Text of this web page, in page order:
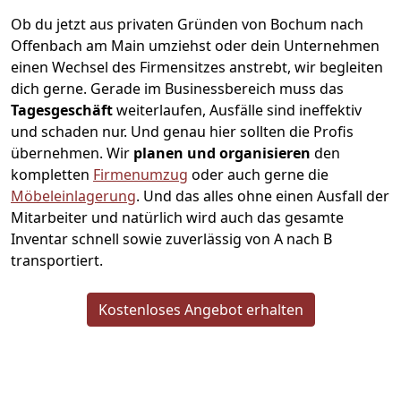
Ob du jetzt aus privaten Gründen von Bochum nach
Offenbach am Main umziehst oder dein Unternehmen
einen Wechsel des Firmensitzes anstrebt, wir begleiten
dich gerne. Gerade im Businessbereich muss das
Tagesgeschäftweiterlaufen, Ausfälle sind ineffektiv
und schaden nur. Und genau hier sollten die Profis
übernehmen. Wir planen und organisieren den
kompletten Firmenumzug oder auch gerne die
Möbeleinlagerung. Und das alles ohne einen Ausfall der
Mitarbeiter und natürlich wird auch das gesamte
Inventar schnell sowie zuverlässig von A nach B
transportiert.
Kostenloses Angebot erhalten